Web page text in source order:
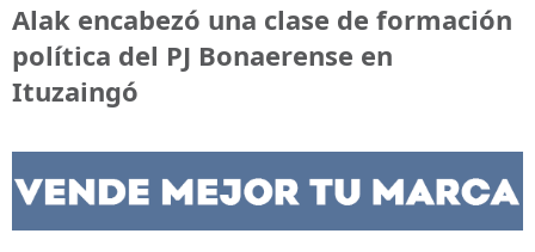
Alak encabezó una clase de formación
política del PJ Bonaerense en
Ituzaingó